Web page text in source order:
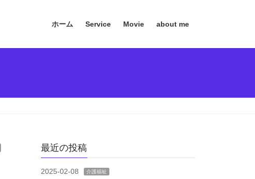
ホーム Service Movie about me
最近の投稿
2025-02-08 介護福祉